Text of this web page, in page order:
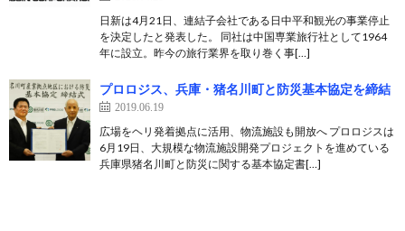
日新は4月21日、連結子会社である日中平和観光の事業停止
を決定したと発表した。 同社は中国専業旅行社として1964
年に設立。昨今の旅行業界を取り巻く事[…]
プロロジス、兵庫・猪名川町と防災基本協定を締結
2019.06.19
広場をヘリ発着拠点に活用、物流施設も開放へ プロロジスは
6月19日、大規模な物流施設開発プロジェクトを進めている
兵庫県猪名川町と防災に関する基本協定書[…]